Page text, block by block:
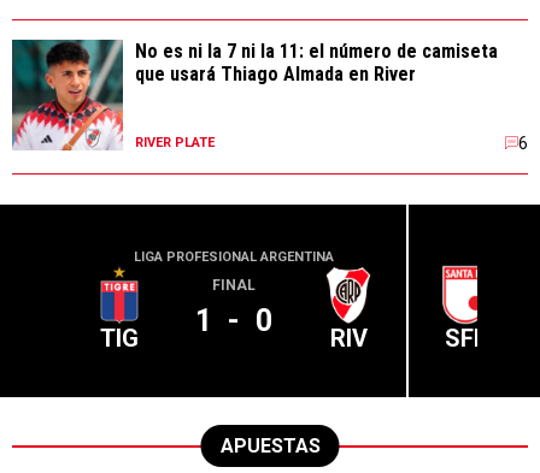
No es ni la 7 ni la 11: el número de camiseta
que usará Thiago Almada en River
RIVER PLATE 6
LIGA PROFESIONAL ARGENTINA
TIG
FINAL
1 - 0 RIV SFE
APUESTAS